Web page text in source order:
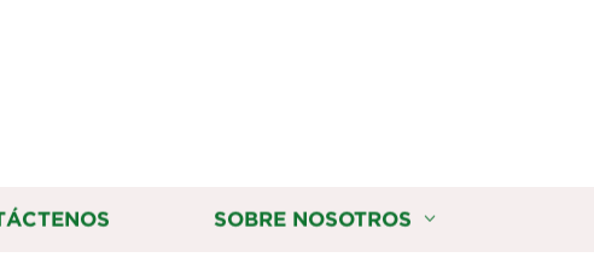
SOBRE NOSOTROS